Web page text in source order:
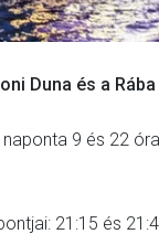
Duna és a
9 és 22
21:15 és